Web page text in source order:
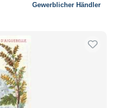
Gewerblicher Händler